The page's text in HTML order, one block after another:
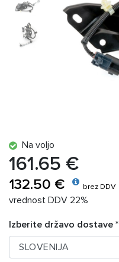
Na voljo
161.65 €
132.50 € brez DDV
vrednost DDV 22%
Izberite državo dostave *